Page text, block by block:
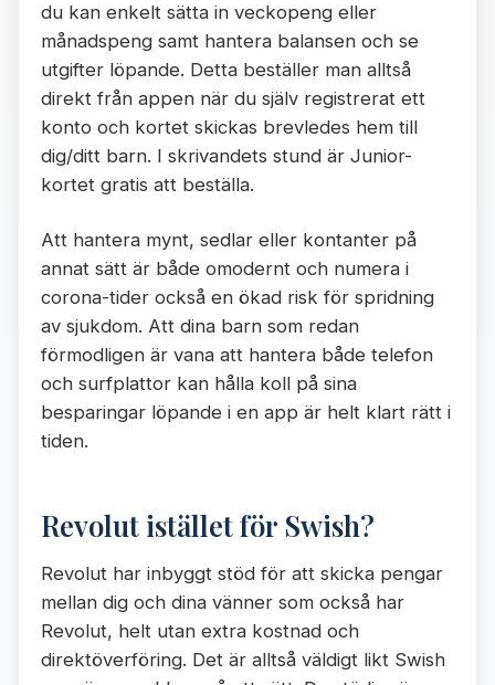
du kan enkelt sätta in veckopeng eller
månadspeng samt hantera balansen och se
utgifter löpande. Detta beställer man alltså
direkt från appen när du själv registrerat ett
konto och kortet skickas brevledes hem till
dig/ditt barn. I skrivandets stund är Junior-
kortet gratis att beställa.
Att hantera mynt, sedlar eller kontanter på
annat sätt är både omodernt och numera i
corona-tider också en ökad risk för spridning
av sjukdom. Att dina barn som redan
förmodligen är vana att hantera både telefon
och surfplattor kan hålla koll på sina
besparingar löpande i en app är helt klart rätt i
tiden.
Revolut istället för Swish?
Revolut har inbyggt stöd för att skicka pengar
mellan dig och dina vänner som också har
Revolut, helt utan extra kostnad och
direktöverföring. Det är alltså väldigt likt Swish